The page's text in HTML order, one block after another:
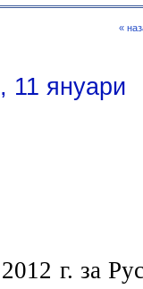
«
11 януари
г. за